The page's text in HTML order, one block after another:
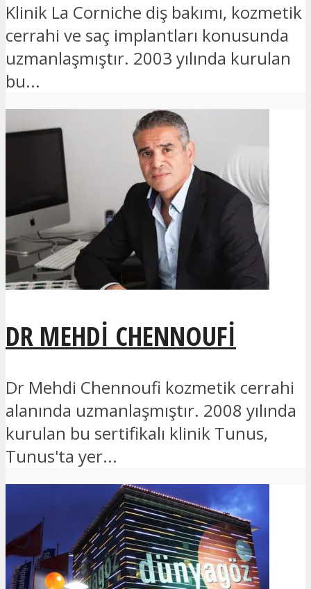
Klinik La Corniche diş bakımı, kozmetik
cerrahi ve saç implantları konusunda
uzmanlaşmıştır. 2003 yılında kurulan
bu...
DR MEHDI CHENNOUFI
Dr Mehdi Chennoufi kozmetik cerrahi
alanında uzmanlaşmıştır. 2008 yılında
kurulan bu sertifikalı klinik Tunus,
Tunus'ta yer...